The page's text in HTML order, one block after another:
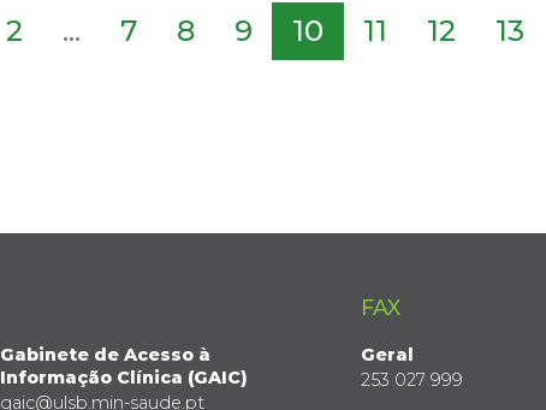
2 ... 7 8 9 10 11 12 13
Gabinete de Acesso à
Informação Clínica (GAIC)
gaic@ulsb.min-saude.pt
FAX
Geral
253 027 999